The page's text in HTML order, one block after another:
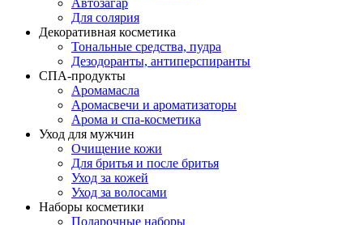
Автозагар
Для солярия
Декоративная косметика
Тональные средства, пудра
Дезодоранты, антиперспиранты
СПА-продукты
Аромамасла
Аромасвечи и ароматизаторы
Арома и спа-косметика
Уход для мужчин
Очищение кожи
Для бритья и после бритья
Уход за кожей
Уход за волосами
Наборы косметики
Подарочные наборы